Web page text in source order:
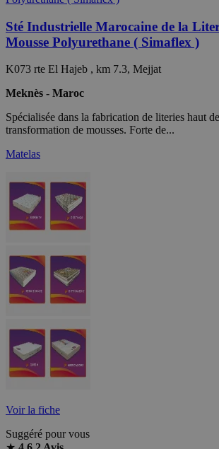
Sté Industrielle Marocaine de la
Mousse Polyurethane ( Simaflex )
K073 rte El Hajeb , km 7.3, Mejjat
Meknès - Maroc
Spécialisée dans la fabrication de literies haut
transformation de mousses. Forte de...
Matelas
Voir la fiche
Suggéré pour vous